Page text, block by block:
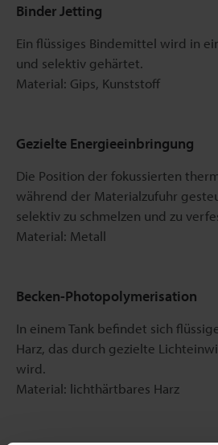
Binder Jetting
Ein flüssiges Bindemittel wird in
und selektiv gehärtet.
Material: Gips, Kunststoff
Gezielte Energieeinbringung
Die Position der fokussierten
während der Materialzufuhr
selektiv zu schmelzen und zu
Material: Metall
Becken-Photopolymerisation
In einem Tank befindet sich
Harz, das durch gezielte
wird.
Material: lichthärtbares Harz